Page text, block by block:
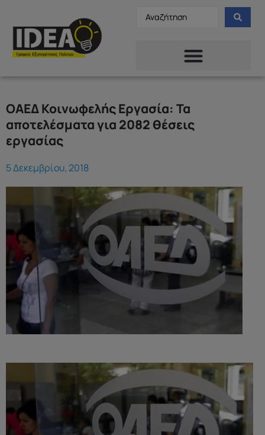
ΟΑΕΔ Κοινωφελής Εργασία: Τα
αποτελέσματα για 2082 θέσεις
εργασίας
5 Δεκεμβρίου, 2018